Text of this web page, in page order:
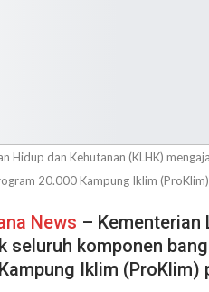
Hidup dan Kehutanan (KLHK)
20.000 Kampung Iklim
News – Kementerian
seluruh komponen
Iklim (ProKlim)